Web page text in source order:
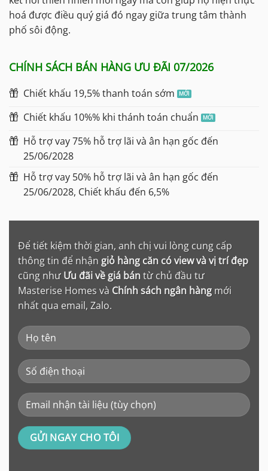
hoá được điều quý giá đó ngay giữa trung tâm thành
phố sôi động.
CHÍNH SÁCH BÁN HÀNG ƯU ĐÃI 07/2026
Chiết khấu 19,5% thanh toán sớm
Chiết khấu 10%% khi thánh toán chuẩn
Hỗ trợ vay 75% hỗ trợ lãi và ân hạn gốc đến
25/06/2028
Hỗ trợ vay 50% hỗ trợ lãi và ân hạn gốc đến
25/06/2028, Chiết khấu đến 6,5%
Để tiết kiệm thời gian, anh chị vui lòng cung cấp
thông tin để nhận giỏ hàng căn có view và vị trí đẹp
cũng như Ưu đãi về giá bán từ chủ đầu tư
Masterise Homes và Chính sách ngân hàng mới
nhất qua email, Zalo.